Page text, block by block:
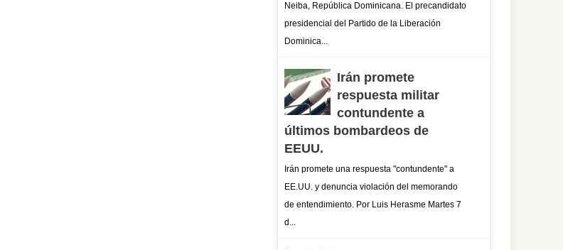
Neiba, República Dominicana. El precandidato
presidencial del Partido de la Liberación
Dominica...
Irán promete
respuesta militar
contundente a
últimos bombardeos de
EEUU.
Irán promete una respuesta "contundente" a
EE.UU. y denuncia violación del memorando
de entendimiento. Por Luis Herasme Martes 7
d...